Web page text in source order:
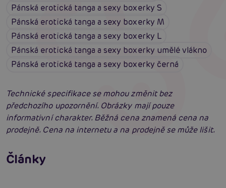
Pánská erotická tanga a sexy boxerky S
Pánská erotická tanga a sexy boxerky M
Pánská erotická tanga a sexy boxerky L
Pánská erotická tanga a sexy boxerky umělé vlákno
Pánská erotická tanga a sexy boxerky černá
Technické specifikace se mohou změnit bez
předchozího upozornění. Obrázky mají pouze
informativní charakter. Běžná cena znamená cena na
prodejně. Cena na internetu a na prodejně se může lišit.
Články
neodolatelně sexy
Číst více
Erotická inteligence: Příručka Sexiomů